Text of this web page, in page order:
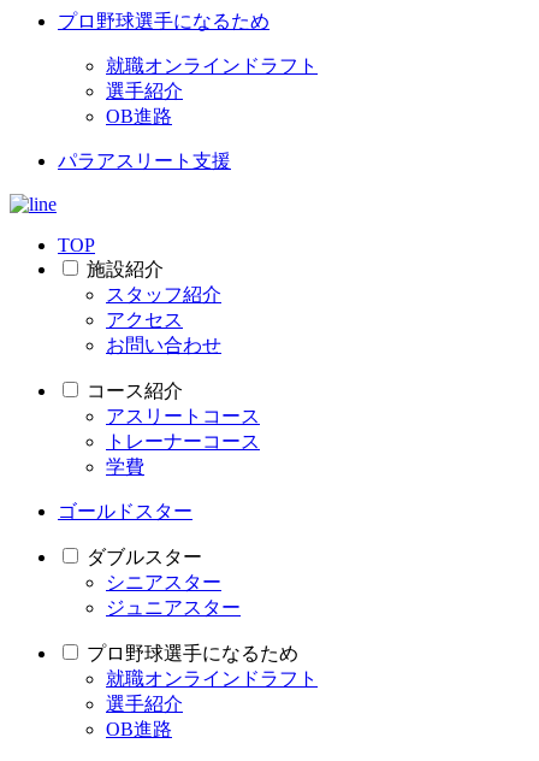
プロ野球選手になるため
就職オンラインドラフト
選手紹介
OB進路
パラアスリート支援
TOP
施設紹介
スタッフ紹介
アクセス
お問い合わせ
コース紹介
アスリートコース
トレーナーコース
学費
ゴールドスター
ダブルスター
シニアスター
ジュニアスター
プロ野球選手になるため
就職オンラインドラフト
選手紹介
OB進路